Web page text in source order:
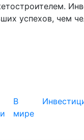
успехов, чем
В
мире